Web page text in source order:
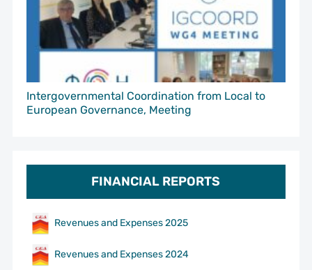
Intergovernmental Coordination from Local to
European Governance, Meeting
FINANCIAL REPORTS
Revenues and Expenses 2025
Revenues and Expenses 2024